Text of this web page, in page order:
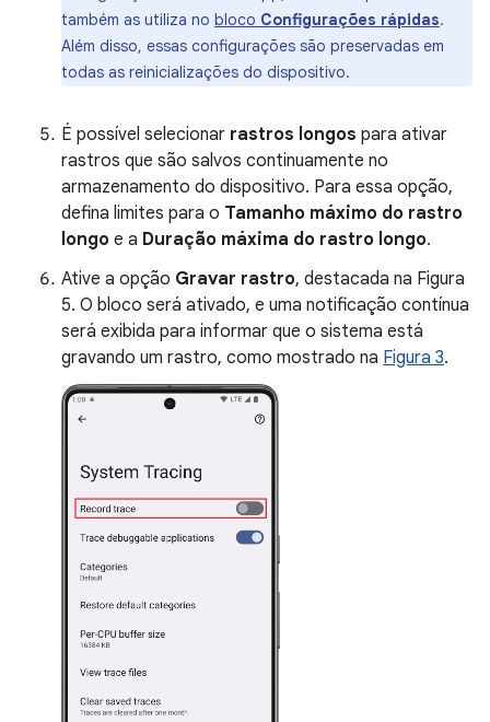
também as utiliza no bloco Configurações rápidas.
Além disso, essas configurações são preservadas em
todas as reinicializações do dispositivo.
É possível selecionar rastros longos para ativar
rastros que são salvos continuamente no
armazenamento do dispositivo. Para essa opção,
defina limites para o Tamanho máximo do rastro
longo e a Duração máxima do rastro longo.
Ative a opção Gravar rastro, destacada na Figura
5. O bloco será ativado, e uma notificação contínua
será exibida para informar que o sistema está
gravando um rastro, como mostrado na Figura 3.